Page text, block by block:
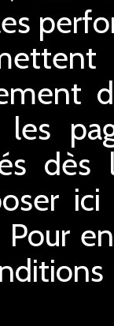
dès
ici